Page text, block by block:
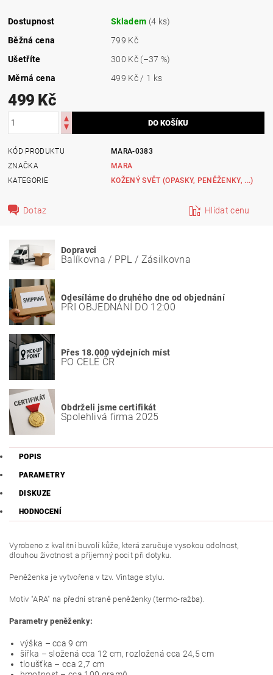
Dostupnost Skladem (4 ks)
Běžná cena
799 Kč
Ušetříte
300 Kč (–37 %)
Měrná cena
499 Kč / 1 ks
499 Kč
KÓD PRODUKTU
MARA-0383
ZNAČKA
MARA
KATEGORIE
KOŽENÝ SVĚT (OPASKY, PENĚŽENKY, ...)
Dotaz Hlídat cenu
Dopravci
Balíkovna / PPL / Zásilkovna
Odesíláme do druhého dne od objednání
PŘI OBJEDNÁNÍ DO 12:00
Přes 18.000 výdejních míst
PO CELÉ ČR
Obdrželi jsme certifikát
Spolehlivá firma 2025
POPIS
PARAMETRY
DISKUZE
HODNOCENÍ
Vyrobeno z kvalitní buvolí kůže, která zaručuje vysokou odolnost,
dlouhou životnost a příjemný pocit při dotyku.
Peněženka je vytvořena v tzv. Vintage stylu.
Motiv "ARA" na přední straně peněženky (termo-ražba).
Parametry peněženky:
výška – cca 9 cm
šířka – složená cca 12 cm, rozložená cca 24,5 cm
tloušťka – cca 2,7 cm